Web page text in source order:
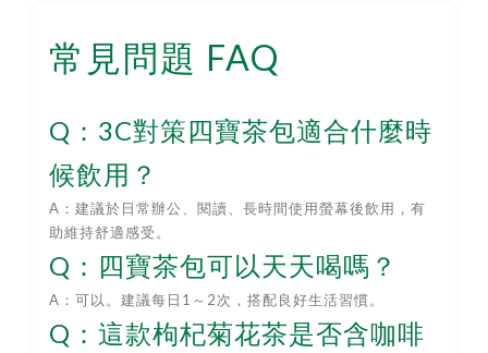
常見問題 FAQ
Q：3C對策四寶茶包適合什麼時
候飲用？
A：建議於日常辦公、閱讀、長時間使用螢幕後飲用，有
助維持舒適感受。
Q：四寶茶包可以天天喝嗎？
A：可以。建議每日1～2次，搭配良好生活習慣。
Q：這款枸杞菊花茶是否含咖啡